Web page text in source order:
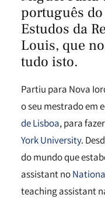
português do
Estudos da
Louis, que
tudo isto.
Partiu para Nova
o seu mestrado em
de Lisboa, para
York University.
do mundo que
assistant no
teaching assistant